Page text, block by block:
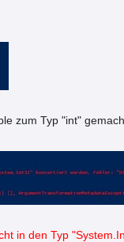
zum Typ "int"
in den Typ